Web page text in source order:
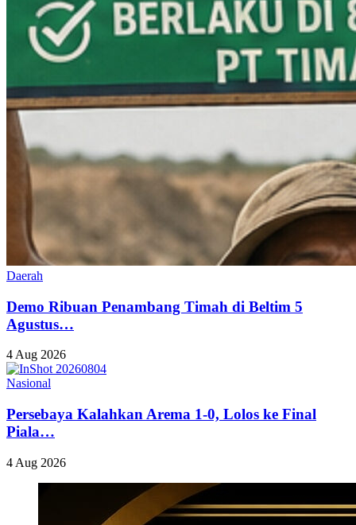
Daerah
Demo Ribuan Penambang Timah di Beltim 5
Agustus…
4 Aug 2026
Nasional
Persebaya Kalahkan Arema 1-0, Lolos ke Final
Piala…
4 Aug 2026